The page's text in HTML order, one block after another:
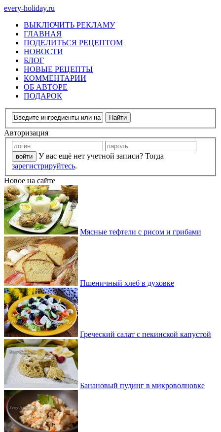
every-holiday.ru
ВЫКЛЮЧИТЬ РЕКЛАМУ
ГЛАВНАЯ
ПОДЕЛИТЬСЯ РЕЦЕПТОМ
НОВОСТИ
БЛОГ
НОВЫЕ РЕЦЕПТЫ
КОММЕНТАРИИ
ОБ АВТОРЕ
ПОДАРОК
Авторизация
У вас ещё нет учетной записи? Тогда
зарегистрируйтесь.
Новое на сайте
Мясные тефтели с рисом и грибами
Пшеничный хлеб в духовке
Греческий салат с пекинской капустой
Банановый пудинг в микроволновке